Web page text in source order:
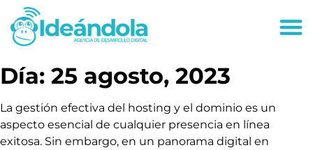
Día: 25 agosto, 2023
La gestión efectiva del hosting y el dominio es un
aspecto esencial de cualquier presencia en línea
exitosa. Sin embargo, en un panorama digital en